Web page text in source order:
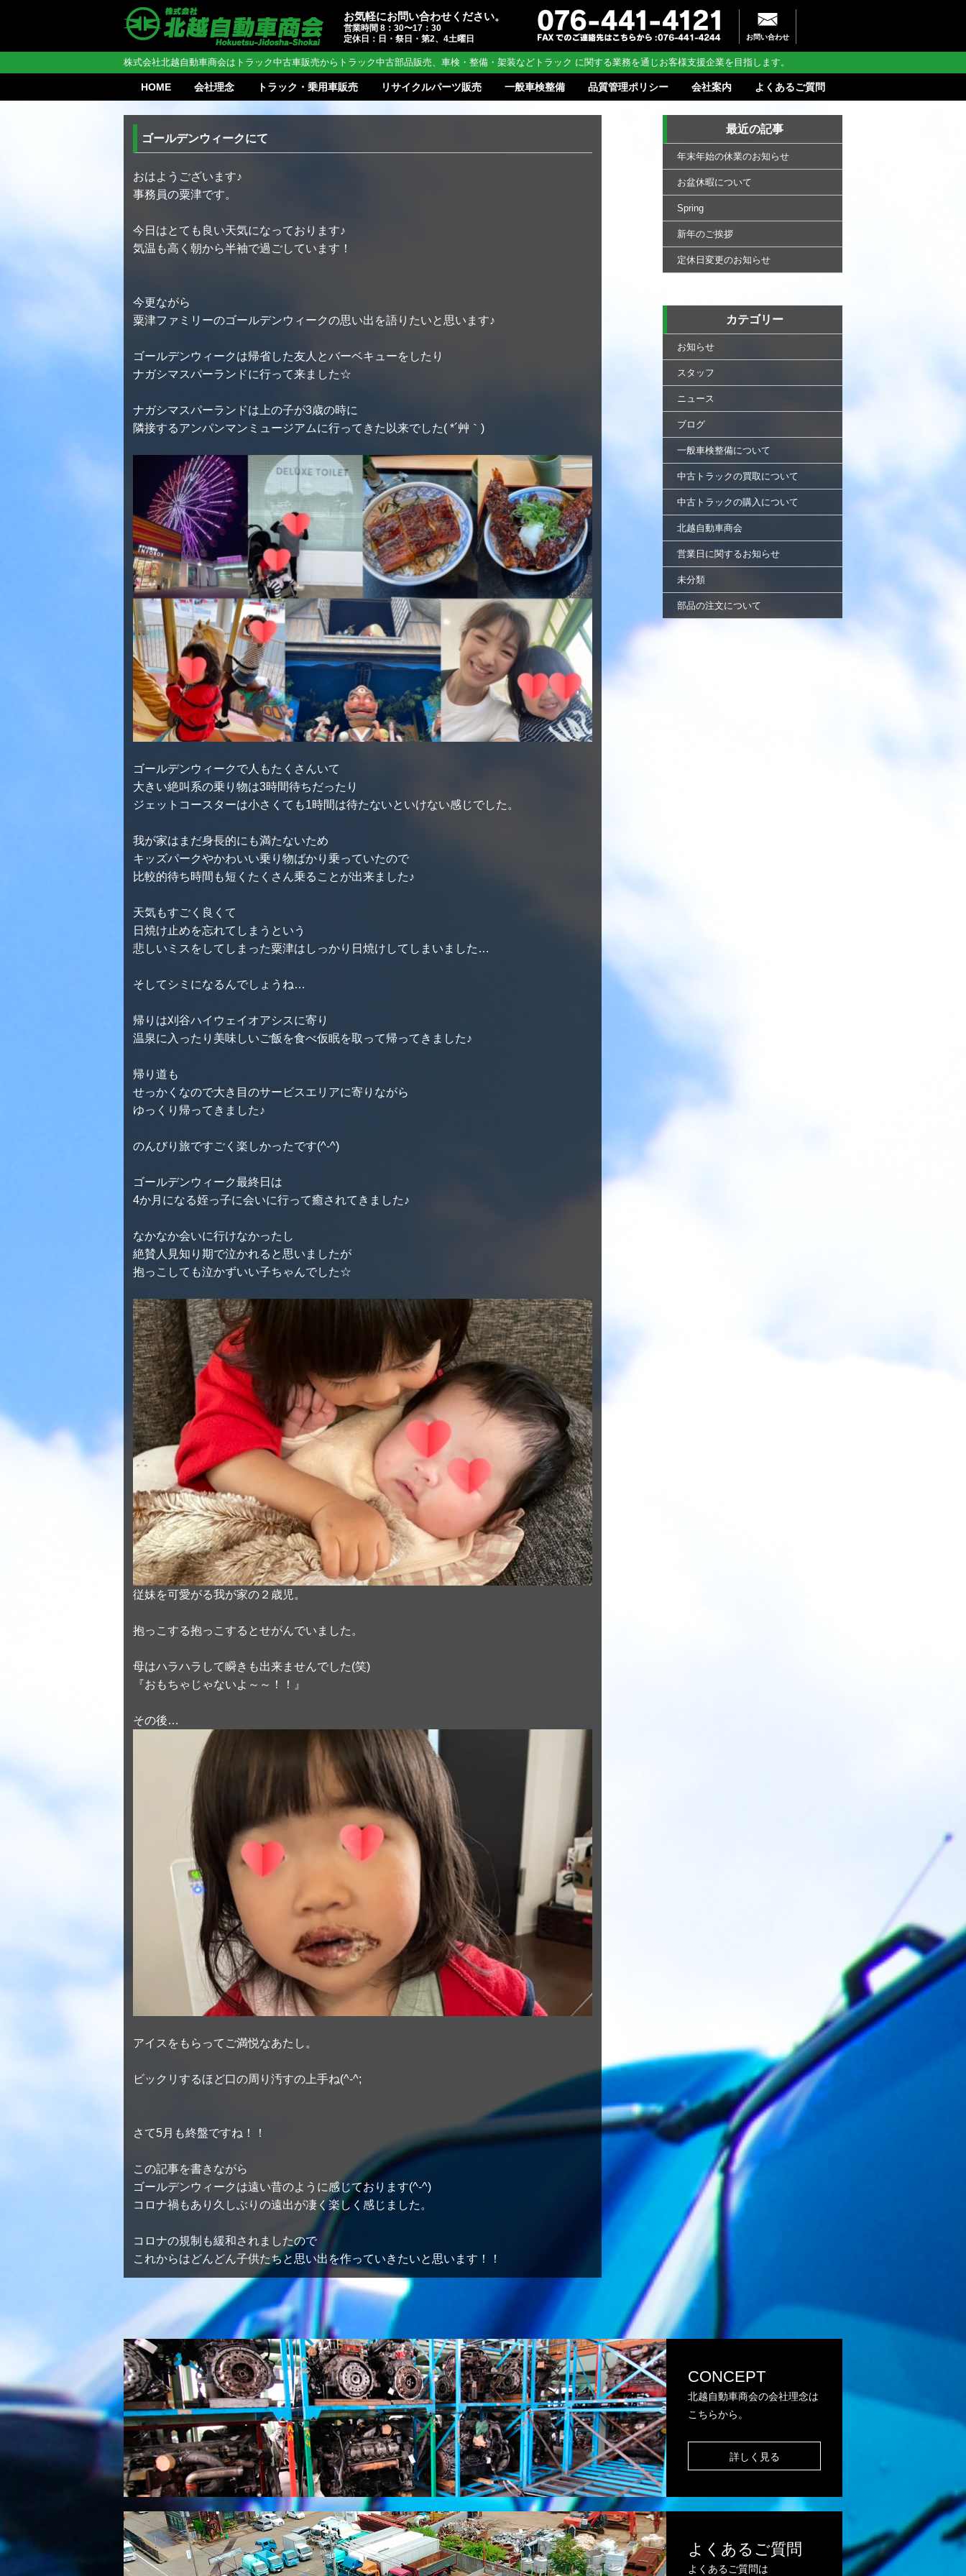
お気軽にお問い合わせください。
営業時間 8：30〜17：30
定休日：日・祭日・第2、4土曜日
お問い合わせ
株式会社北越自動車商会はトラック中古車販売からトラック中古部品販売、車検・整備・架装などトラック に関する業務を通じお客様支援企業を目指します。
HOME 会社理念 トラック・乗用車販売 リサイクルパーツ販売 一般車検整備 品質管理ポリシー 会社案内 よくあるご質問
最近の記事
年末年始の休業のお知らせ
お盆休暇について
Spring
新年のご挨拶
定休日変更のお知らせ
カテゴリー
お知らせ
スタッフ
ニュース
ブログ
一般車検整備について
中古トラックの買取について
中古トラックの購入について
北越自動車商会
営業日に関するお知らせ
未分類
部品の注文について
ゴールデンウィークにて
おはようございます♪
事務員の粟津です。
今日はとても良い天気になっております♪
気温も高く朝から半袖で過ごしています！
今更ながら
粟津ファミリーのゴールデンウィークの思い出を語りたいと思います♪
ゴールデンウィークは帰省した友人とバーベキューをしたり
ナガシマスパーランドに行って来ました☆
ナガシマスパーランドは上の子が3歳の時に
隣接するアンパンマンミュージアムに行ってきた以来でした( *´艸｀)
ゴールデンウィークで人もたくさんいて
大きい絶叫系の乗り物は3時間待ちだったり
ジェットコースターは小さくても1時間は待たないといけない感じでした。
我が家はまだ身長的にも満たないため
キッズパークやかわいい乗り物ばかり乗っていたので
比較的待ち時間も短くたくさん乗ることが出来ました♪
天気もすごく良くて
日焼け止めを忘れてしまうという
悲しいミスをしてしまった粟津はしっかり日焼けしてしまいました…
そしてシミになるんでしょうね…
帰りは刈谷ハイウェイオアシスに寄り
温泉に入ったり美味しいご飯を食べ仮眠を取って帰ってきました♪
帰り道も
せっかくなので大き目のサービスエリアに寄りながら
ゆっくり帰ってきました♪
のんびり旅ですごく楽しかったです(^-^)
ゴールデンウィーク最終日は
4か月になる姪っ子に会いに行って癒されてきました♪
なかなか会いに行けなかったし
絶賛人見知り期で泣かれると思いましたが
抱っこしても泣かずいい子ちゃんでした☆
従妹を可愛がる我が家の２歳児。
抱っこする抱っこするとせがんでいました。
母はハラハラして瞬きも出来ませんでした(笑)
『おもちゃじゃないよ～～！！』
その後…
アイスをもらってご満悦なあたし。
ビックリするほど口の周り汚すの上手ね(^-^;
さて5月も終盤ですね！！
この記事を書きながら
ゴールデンウィークは遠い昔のように感じております(^-^)
コロナ禍もあり久しぶりの遠出が凄く楽しく感じました。
コロナの規制も緩和されましたので
これからはどんどん子供たちと思い出を作っていきたいと思います！！
CONCEPT
北越自動車商会の会社理念は
こちらから。
詳しく見る
よくあるご質問
よくあるご質問は